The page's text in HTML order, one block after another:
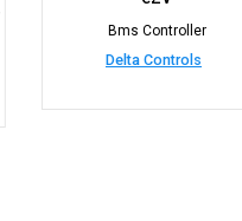
Bms Controller
Delta Controls